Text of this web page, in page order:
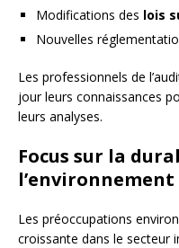
Modifications des lois
Nouvelles
Les professionnels de
jour leurs connaissances
leurs analyses.
Focus sur la
l’environnement
Les préoccupations
croissante dans le secteur